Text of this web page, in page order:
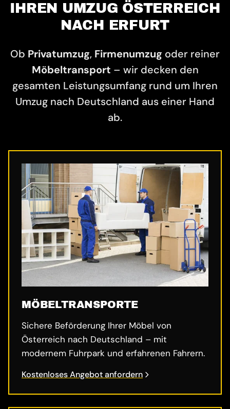
IHREN UMZUG ÖSTERREICH
NACH ERFURT
Ob Privatumzug, Firmenumzug oder reiner
Möbeltransport – wir decken den
gesamten Leistungsumfang rund um Ihren
Umzug nach Deutschland aus einer Hand
ab.
MÖBELTRANSPORTE
Sichere Beförderung Ihrer Möbel von
Österreich nach Deutschland – mit
modernem Fuhrpark und erfahrenen Fahrern.
Kostenloses Angebot anfordern